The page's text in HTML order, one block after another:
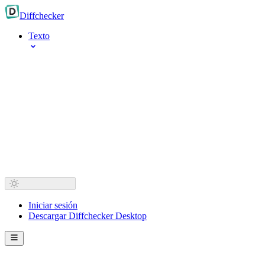
Diffchecker
Texto
Iniciar sesión
Descargar Diffchecker Desktop